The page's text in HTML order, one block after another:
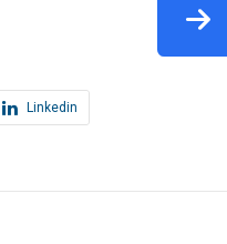
Linkedin